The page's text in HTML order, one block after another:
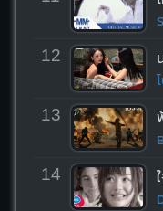
12
13
14